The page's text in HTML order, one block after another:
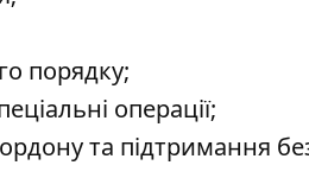
порядку;
операції;
та підтримання